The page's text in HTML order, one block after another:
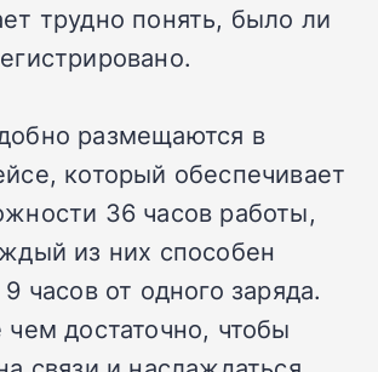
трудно понять, было ли
размещаются в
который обеспечивает
36 часов работы,
из них способен
часов от одного заряда.
чем достаточно, чтобы